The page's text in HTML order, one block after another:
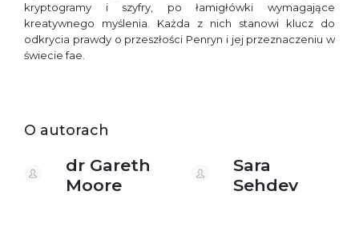
kryptogramy i szyfry, po łamigłówki wymagające
kreatywnego myślenia. Każda z nich stanowi klucz do
odkrycia prawdy o przeszłości Penryn i jej przeznaczeniu w
świecie fae.
O autorach
dr Gareth
Moore
Sara
Sehdev